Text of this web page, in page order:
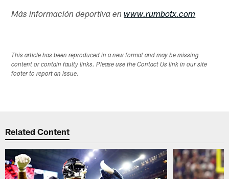
Más información deportiva enwww.rumbotx.com
This article has been reproduced in a new format and may be missing
content or contain faulty links. Please use the Contact Us link in our site
footer to report an issue.
Related Content